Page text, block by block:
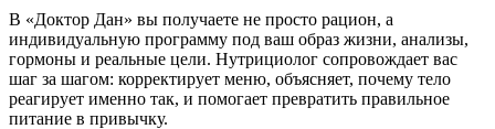
В «Доктор Дан» вы получаете не просто рацион, а
индивидуальную программу под ваш образ жизни, анализы,
гормоны и реальные цели. Нутрициолог сопровождает вас
шаг за шагом: корректирует меню, объясняет, почему тело
реагирует именно так, и помогает превратить правильное
питание в привычку.